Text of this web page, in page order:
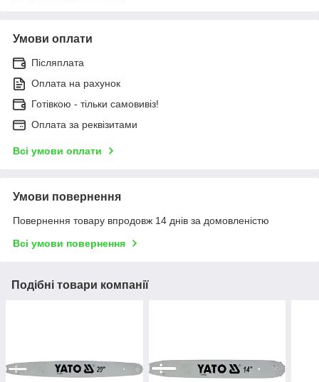
Умови оплати
Післяплата
Оплата на рахунок
Готівкою - тільки самовивіз!
Оплата за реквізитами
Всі умови оплати
Умови повернення
Повернення товару впродовж 14 днів за домовленістю
Всі умови повернення
Подібні товари компанії